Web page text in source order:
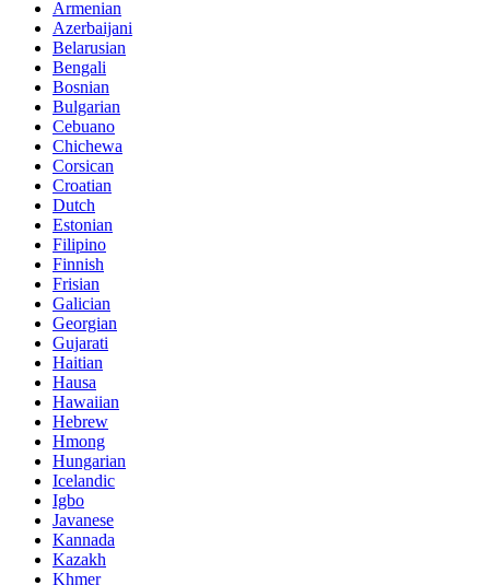
Armenian
Azerbaijani
Belarusian
Bengali
Bosnian
Bulgarian
Cebuano
Chichewa
Corsican
Croatian
Dutch
Estonian
Filipino
Finnish
Frisian
Galician
Georgian
Gujarati
Haitian
Hausa
Hawaiian
Hebrew
Hmong
Hungarian
Icelandic
Igbo
Javanese
Kannada
Kazakh
Khmer